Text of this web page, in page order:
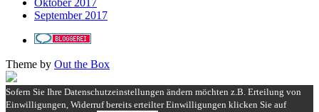
Oktober 2017
September 2017
Theme by Out the Box
Sofern Sie Ihre Datenschutzeinstellungen ändern möchten z.B. Erteilung von
Einwilligungen, Widerruf bereits erteilter Einwilligungen klicken Sie auf